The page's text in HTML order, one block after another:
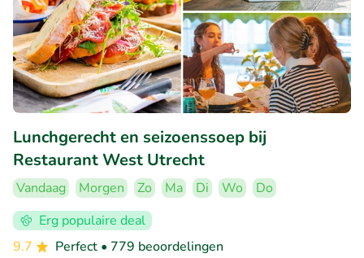
Lunchgerecht en seizoenssoep bij
Restaurant West Utrecht
Vandaag Morgen Zo Ma Di Wo
Do
Erg populaire deal
9.7
Perfect • 779 beoordelingen